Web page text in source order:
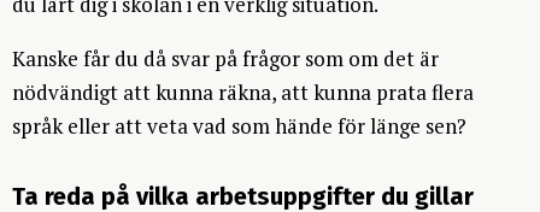
Kanske får du då svar på frågor som om det är
nödvändigt att kunna räkna, att kunna prata flera
språk eller att veta vad som hände för länge sen?
Ta reda på vilka arbetsuppgifter du gillar